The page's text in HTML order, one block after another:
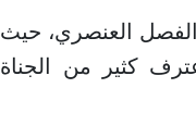
العنصري، حيث
كثير من الجناة